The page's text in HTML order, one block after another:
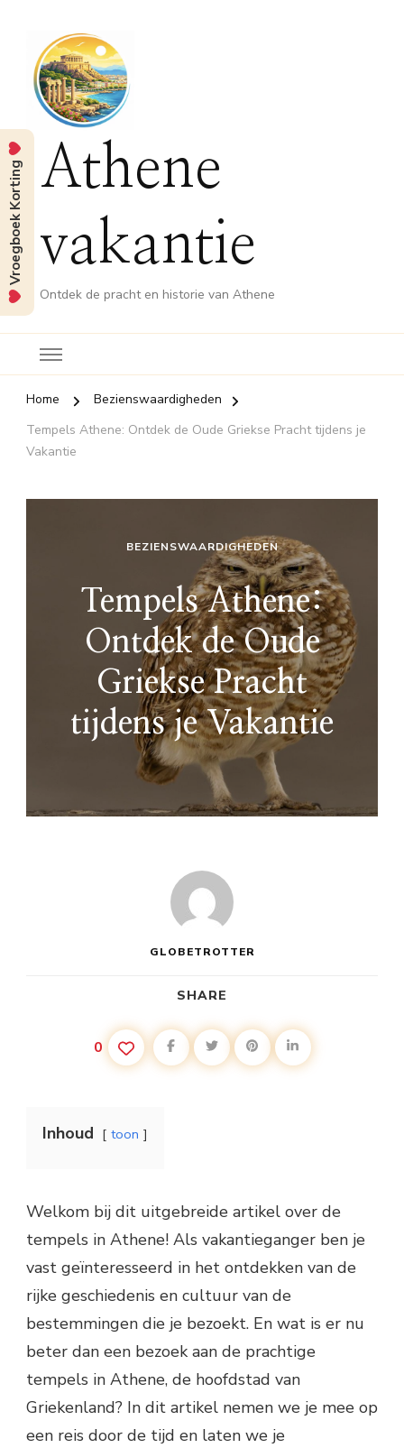
Athene
vakantie
Ontdek de pracht en historie van Athene
Home
Bezienswaardigheden
Tempels Athene: Ontdek de Oude Griekse Pracht tijdens je
Vakantie
BEZIENSWAARDIGHEDEN
Tempels Athene:
Ontdek de Oude
Griekse Pracht
tijdens je Vakantie
GLOBETROTTER
SHARE
0
Inhoud toon
Welkom bij dit uitgebreide artikel over de
tempels in Athene! Als vakantieganger ben je
vast geïnteresseerd in het ontdekken van de
rijke geschiedenis en cultuur van de
bestemmingen die je bezoekt. En wat is er nu
beter dan een bezoek aan de prachtige
tempels in Athene, de hoofdstad van
Griekenland? In dit artikel nemen we je mee op
een reis door de tijd en laten we je
Vroegboek Korting